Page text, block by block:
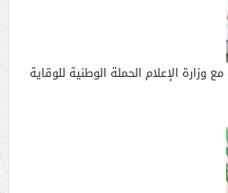
وزارة الإعلام الحملة الوطنية للوقاية